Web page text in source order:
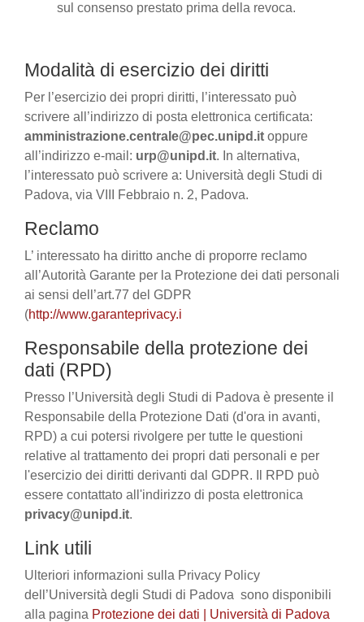
sul consenso prestato prima della revoca.
Modalità di esercizio dei diritti
Per l’esercizio dei propri diritti, l’interessato può
scrivere all’indirizzo di posta elettronica certificata:
amministrazione.centrale@pec.unipd.it oppure
all’indirizzo e-mail: urp@unipd.it. In alternativa,
l’interessato può scrivere a: Università degli Studi di
Padova, via VIII Febbraio n. 2, Padova.
Reclamo
L’ interessato ha diritto anche di proporre reclamo
all’Autorità Garante per la Protezione dei dati personali
ai sensi dell’art.77 del GDPR
(http://www.garanteprivacy.i
Responsabile della protezione dei
dati (RPD)
Presso l’Università degli Studi di Padova è presente il
Responsabile della Protezione Dati (d'ora in avanti,
RPD) a cui potersi rivolgere per tutte le questioni
relative al trattamento dei propri dati personali e per
l'esercizio dei diritti derivanti dal GDPR. Il RPD può
essere contattato all'indirizzo di posta elettronica
privacy@unipd.it.
Link utili
Ulteriori informazioni sulla Privacy Policy
dell’Università degli Studi di Padova sono disponibili
alla pagina Protezione dei dati | Università di Padova